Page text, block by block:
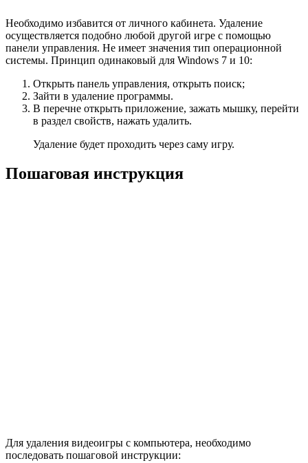
Необходимо избавится от личного кабинета. Удаление
осуществляется подобно любой другой игре с помощью
панели управления. Не имеет значения тип операционной
системы. Принцип одинаковый для Windows 7 и 10:
Открыть панель управления, открыть поиск;
Зайти в удаление программы.
В перечне открыть приложение, зажать мышку, перейти
в раздел свойств, нажать удалить.
Удаление будет проходить через саму игру.
Пошаговая инструкция
Для удаления видеоигры с компьютера, необходимо
последовать пошаговой инструкции: